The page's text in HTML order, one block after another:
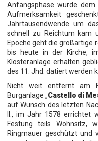
Anfangsphase wurde dem
Aufmerksamkeit
Jahrtausendwende um
schnell zu Reichtum kam
Epoche geht die großartige
bis heute in der Kirche,
Klosteranlage erhalten
des 11. Jhd. datiert werden
Nicht weit entfernt am
Burganlage „Castello di
auf Wunsch des letzten
II., im Jahr 1578 errichtet
Festung teils Wohnsitz,
Ringmauer geschützt und